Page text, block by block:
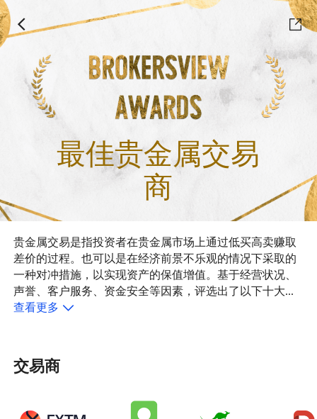
最佳贵金属交易
商
贵金属交易是指投资者在贵金属市场上通过低买高卖赚取
差价的过程。也可以是在经济前景不乐观的情况下采取的
一种对冲措施，以实现资产的保值增值。基于经营状况、
声誉、客户服务、资金安全等因素，评选出了以下十大贵
金属交易商。
查看更多
交易商